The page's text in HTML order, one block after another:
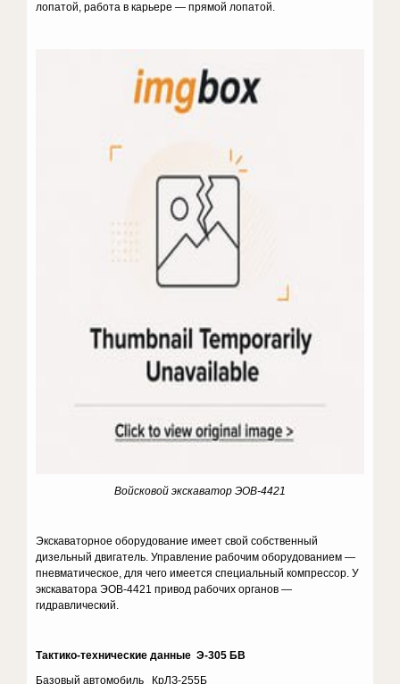
лопатой, работа в карьере — прямой лопатой.
Войсковой экскаватор ЭОВ-4421
Экскаваторное оборудование имеет свой собственный
дизельный двигатель. Управление рабочим оборудованием —
пневматическое, для чего имеется специальный компрессор. У
экскаватора ЭОВ-4421 привод рабочих органов —
гидравлический.
Тактико-технические данные Э-305 БВ
Базовый автомобиль КрЛЗ-255Б